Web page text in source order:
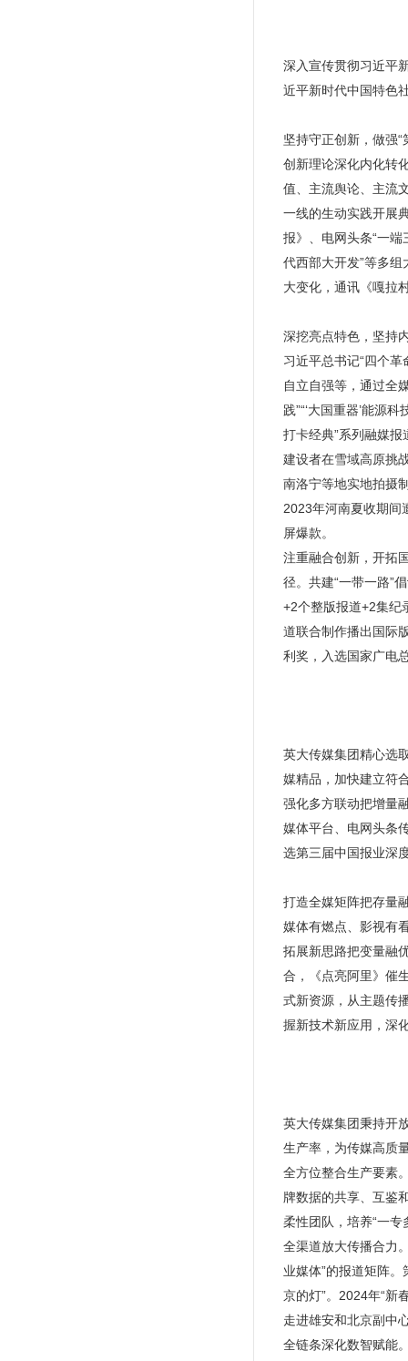
深入宣传贯彻习近平
近平新时代中国特色
坚持守正创新，做强
创新理论深化内化转
值、主流舆论、主流
一线的生动实践开展
报》、电网头条“一端
代西部大开发”等多
大变化，通讯《嘎拉
深挖亮点特色，坚持
习近平总书记“四个
自立自强等，通过全
践”“‘大国重器’能源
打卡经典”系列融媒
建设者在雪域高原挑
南洛宁等地实地拍摄
2023年河南夏收期间
屏爆款。
注重融合创新，开拓
径。共建“一带一路”
+2个整版报道+2集纪
道联合制作播出国际
利奖，入选国家广电
英大传媒集团精心选
媒精品，加快建立符
强化多方联动把增量
媒体平台、电网头条
选第三届中国报业深
打造全媒矩阵把存量
媒体有燃点、影视有
拓展新思路把变量融
合，《点亮阿里》催
式新资源，从主题传
握新技术新应用，深
英大传媒集团秉持开
生产率，为传媒高质
全方位整合生产要素
牌数据的共享、互鉴
柔性团队，培养“一专
全渠道放大传播合力
业媒体”的报道矩阵
京的灯”。2024年“新
走进雄安和北京副中
全链条深化数智赋能